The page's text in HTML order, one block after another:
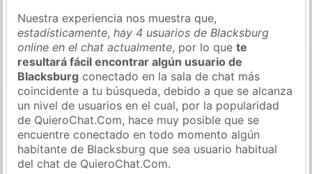
Nuestra experiencia nos muestra que,
estadísticamente,hay 4 usuarios de Blacksburg
online en el chat actualmente, por lo quete
resultará fácil encontrar algún usuario de
Blacksburg conectado en la sala de chat más
coincidente a tu búsqueda, debido a que se alcanza
un nivel de usuarios en el cual, por la popularidad
de QuieroChat.Com, hace muy posible que se
encuentre conectado en todo momento algún
habitante de Blacksburg que sea usuario habitual
del chat de QuieroChat.Com.